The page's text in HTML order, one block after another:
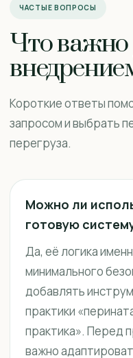
ЧАСТЫЕ ВОПРОСЫ
Что важно
Короткие ответы
запросом и выбрать
перегруза.
Можно ли
готовую
Да, её логика
минимального
добавлять
практики
практика». Перед
важно